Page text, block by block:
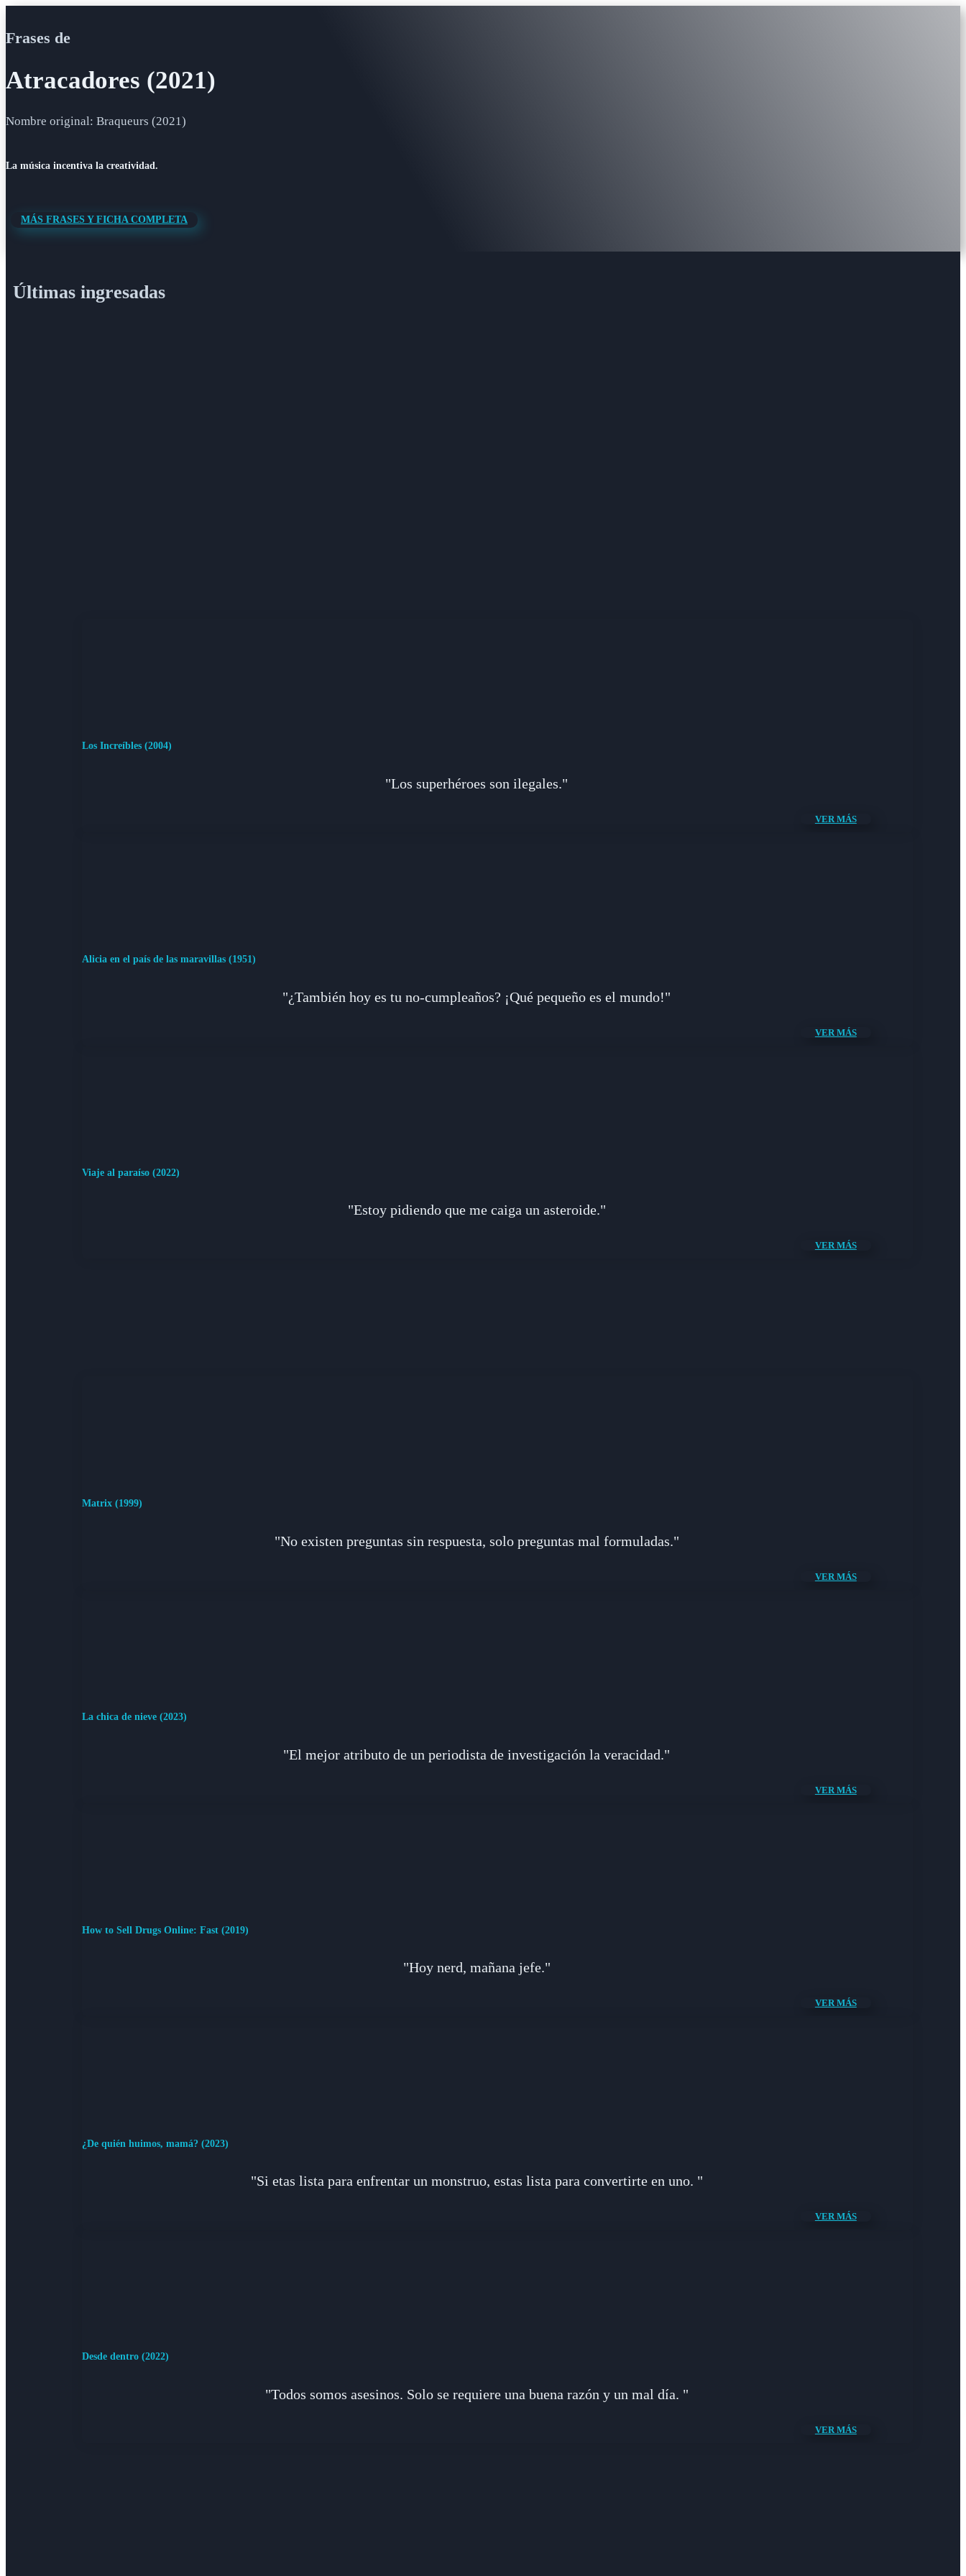
Frases de
Atracadores (2021)
Nombre original: Braqueurs (2021)
La música incentiva la creatividad.
MÁS FRASES Y FICHA COMPLETA
Últimas ingresadas
Los Increíbles (2004)
"Los superhéroes son ilegales."
VER MÁS
Alicia en el país de las maravillas (1951)
"¿También hoy es tu no-cumpleaños? ¡Qué pequeño es el mundo!"
VER MÁS
Viaje al paraíso (2022)
"Estoy pidiendo que me caiga un asteroide."
VER MÁS
Matrix (1999)
"No existen preguntas sin respuesta, solo preguntas mal formuladas."
VER MÁS
La chica de nieve (2023)
"El mejor atributo de un periodista de investigación la veracidad."
VER MÁS
How to Sell Drugs Online: Fast (2019)
"Hoy nerd, mañana jefe."
VER MÁS
¿De quién huimos, mamá? (2023)
"Si etas lista para enfrentar un monstruo, estas lista para convertirte en uno. "
VER MÁS
Desde dentro (2022)
"Todos somos asesinos. Solo se requiere una buena razón y un mal día. "
VER MÁS